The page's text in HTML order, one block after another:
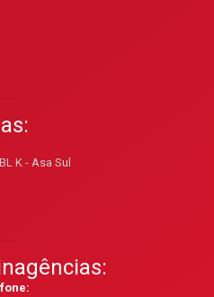
K - Asa Sul